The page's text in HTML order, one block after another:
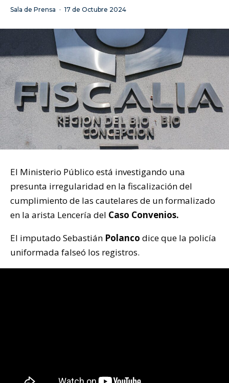
Sala de Prensa · 17 de Octubre 2024
El Ministerio Público está investigando una
presunta irregularidad en la fiscalización del
cumplimiento de las cautelares de un formalizado
en la arista Lencería del Caso Convenios.
El imputado Sebastián Polanco dice que la policía
uniformada falseó los registros.